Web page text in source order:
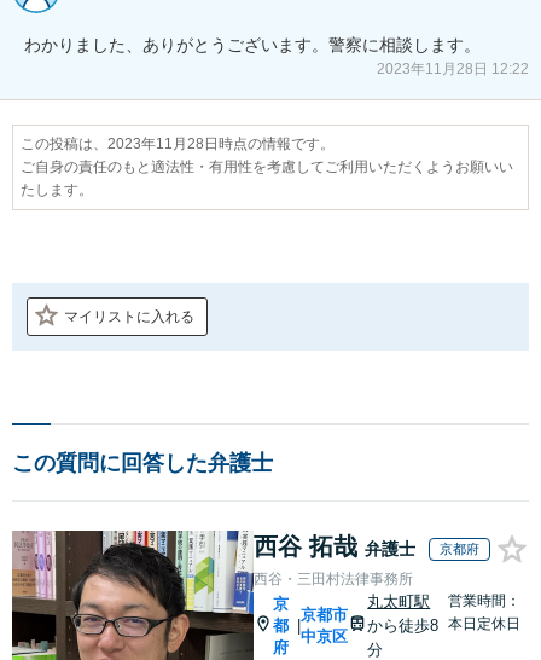
わかりました、ありがとうございます。警察に相談します。
2023年11月28日 12:22
この投稿は、2023年11月28日時点の情報です。
ご自身の責任のもと適法性・有用性を考慮してご利用いただくようお願いい
たします。
マイリストに入れる
この質問に回答した弁護士
西谷 拓哉 弁護士 京都府
西谷・三田村法律事務所
京
都
府
京都市
中京区
丸太町駅
から徒歩8
分
営業時間：
本日定休日